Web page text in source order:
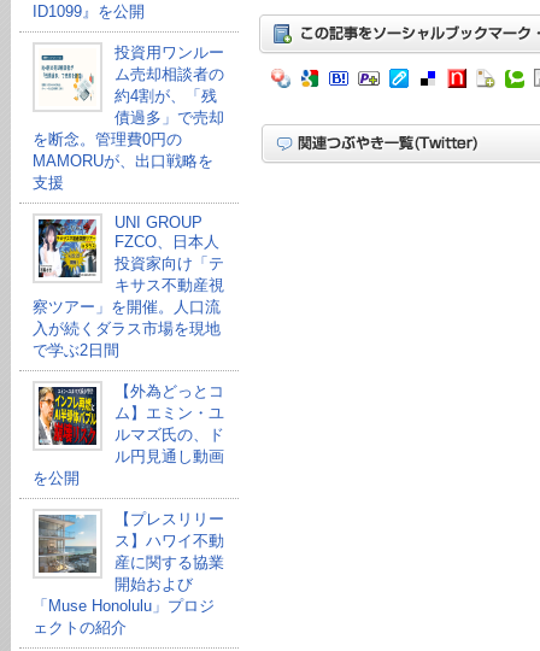
ID1099』を公開
投資用ワンルー
ム売却相談者の
約4割が、「残
債過多」で売却
を断念。管理費0円の
MAMORUが、出口戦略を
支援
UNI GROUP
FZCO、日本人
投資家向け「テ
キサス不動産視
察ツアー」を開催。人口流
入が続くダラス市場を現地
で学ぶ2日間
【外為どっとコ
ム】エミン・ユ
ルマズ氏の、ド
ル円見通し動画
を公開
【プレスリリー
ス】ハワイ不動
産に関する協業
開始および
「Muse Honolulu」プロジ
ェクトの紹介